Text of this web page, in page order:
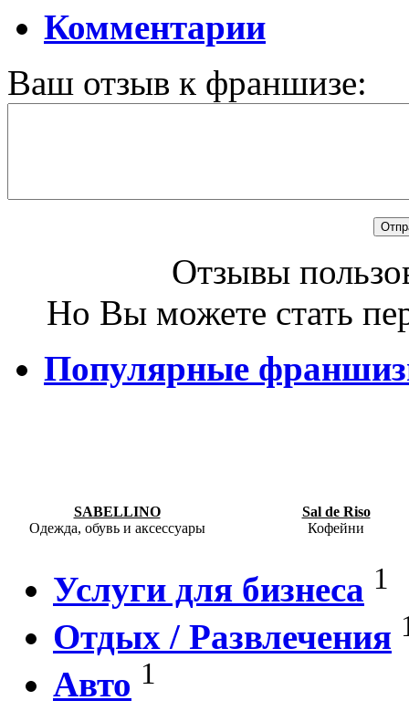
Комментарии
Ваш отзыв к франшизе:
Отзывы
Но Вы можете стать
Популярные
SABELLINO
Одежда, обувь и аксессуары
Sal de Riso
Кофейни
Услуги для бизнеса 1
Отдых / Развлечения
Авто 1